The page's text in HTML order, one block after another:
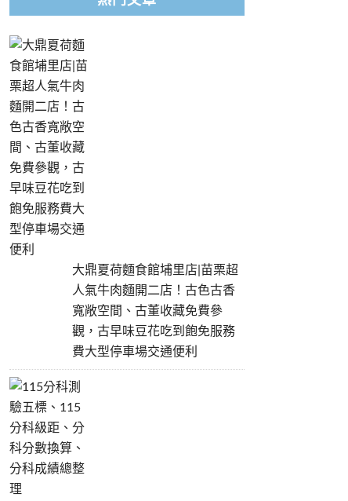
大鼎夏荷麵食館埔里店|苗栗超
人氣牛肉麵開二店！古色古香
寬敞空間、古董收藏免費參
觀，古早味豆花吃到飽免服務
費大型停車場交通便利